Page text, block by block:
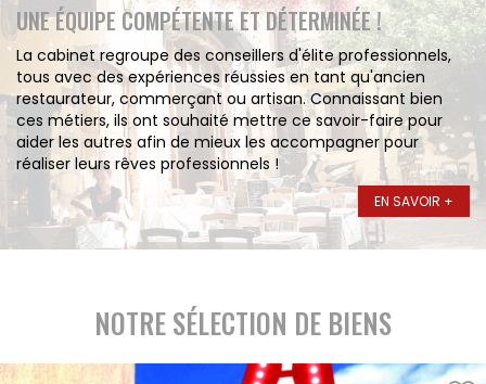
UNE ÉQUIPE COMPÉTENTE ET DÉTERMINÉE !
La cabinet regroupe des conseillers d'élite professionnels,
tous avec des expériences réussies en tant qu'ancien
restaurateur, commerçant ou artisan. Connaissant bien
ces métiers, ils ont souhaité mettre ce savoir-faire pour
aider les autres afin de mieux les accompagner pour
réaliser leurs rêves professionnels !
EN SAVOIR +
NOTRE SÉLECTION DE BIENS